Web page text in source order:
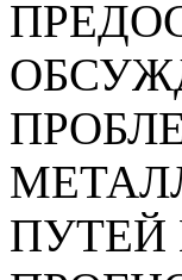
ПУТЕЙ